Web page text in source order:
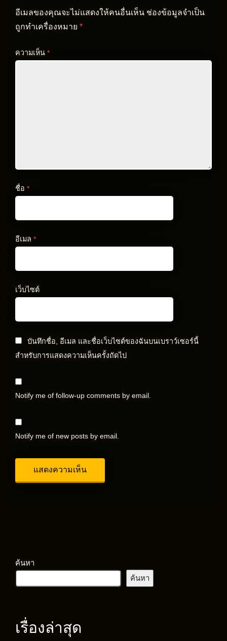
อีเมลของคุณจะไม่แสดงให้คนอื่นเห็น ช่องข้อมูลจำเป็น
ถูกทำเครื่องหมาย *
ความเห็น *
ชื่อ *
อีเมล *
เว็บไซต์
บันทึกชื่อ, อีเมล และชื่อเว็บไซต์ของฉันบนเบราว์เซอร์นี้
สำหรับการแสดงความเห็นครั้งถัดไป
Notify me of follow-up comments by email.
Notify me of new posts by email.
ค้นหา
ค้นหา
เรื่องล่าสุด